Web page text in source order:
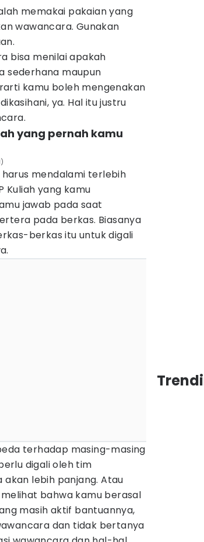
memakai pakaian yang
wawancara. Gunakan
bisa menilai apakah
sederhana maupun
kamu boleh mengenakan
ya. Hal itu justru
yang pernah kamu
mendalami terlebih
Kuliah yang kamu
jawab pada saat
pada berkas. Biasanya
berkas itu untuk digali
terhadap masing-masing
digali oleh tim
akan lebih panjang. Atau
bahwa kamu berasal
masih aktif bantuannya,
dan tidak bertanya